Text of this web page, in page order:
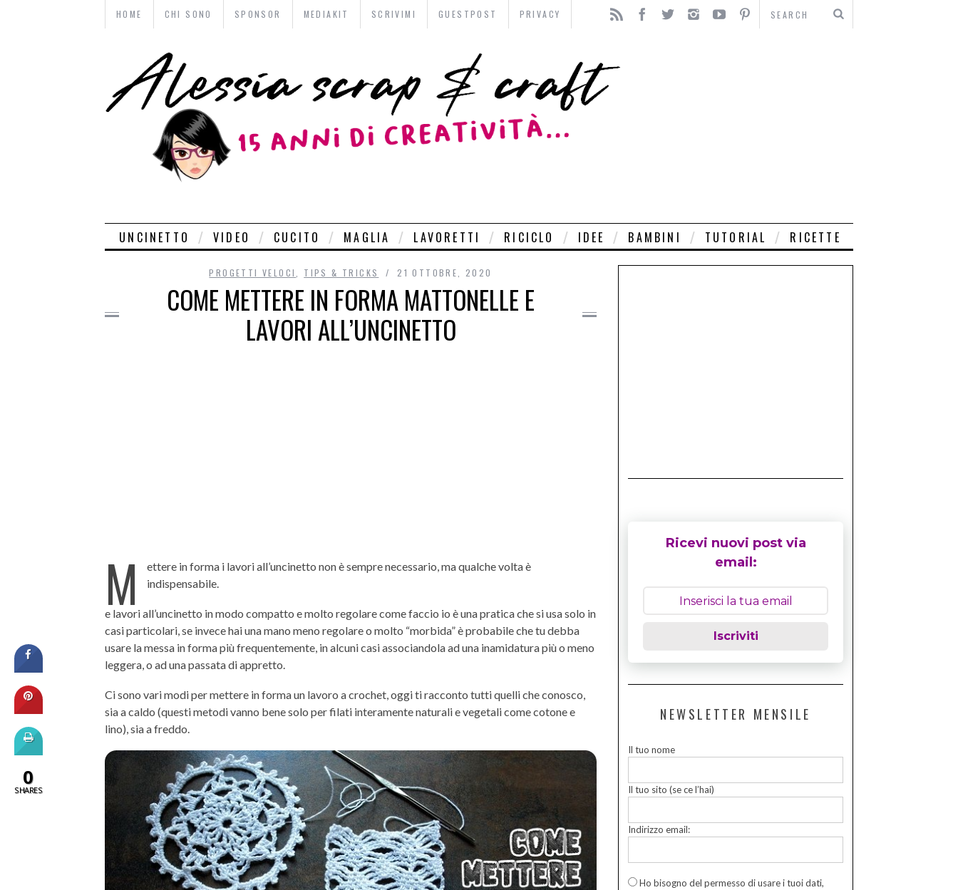
HOME CHI SONO SPONSOR MEDIAKIT SCRIVIMI GUESTPOST PRIVACY
UNCINETTO VIDEO CUCITO MAGLIA LAVORETTI RICICLO IDEE BAMBINI TUTORIAL RICETTE
PROGETTI VELOCI TIPS & TRICKS 21 OTTOBRE, 2020
COME METTERE IN FORMA MATTONELLE E
LAVORI ALL’UNCINETTO
M
ettere in forma i lavori all’uncinetto non è sempre necessario, ma qualche volta è
indispensabile.
e lavori all’uncinetto in modo compatto e molto regolare come faccio io è una pratica che si usa solo in
casi particolari, se invece hai una mano meno regolare o molto “morbida” è probabile che tu debba
usare la messa in forma più frequentemente, in alcuni casi associandola ad una inamidatura più o meno
leggera, o ad una passata di appretto.
Ci sono vari modi per mettere in forma un lavoro a crochet, oggi ti racconto tutti quelli che conosco,
sia a caldo (questi metodi vanno bene solo per filati interamente naturali e vegetali come cotone e
lino), sia a freddo.
Ricevi nuovi post via
email:
Iscriviti
NEWSLETTER MENSILE
Il tuo nome
Il tuo sito (se ce l’hai)
Indirizzo email:
Ho bisogno del permesso di usare i tuoi dati,
0
SHARES